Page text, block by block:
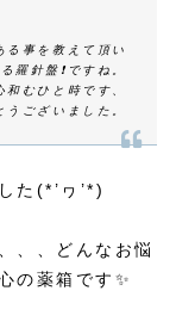
る事を教えて頂い
羅針盤❗️ですね。
むひと時です、
うございました。
た(*’ヮ’*)
、、どんなお悩
の薬箱です✨